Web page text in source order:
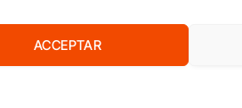
ACCEPTAR